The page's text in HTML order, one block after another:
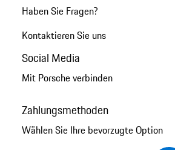
Haben Sie Fragen?
Kontaktieren Sie uns
Social Media
Mit Porsche verbinden
Zahlungsmethoden
Wählen Sie Ihre bevorzugte Option